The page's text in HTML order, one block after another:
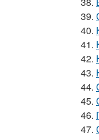
39.
40.
41.
42.
43.
44.
45.
46.
47.